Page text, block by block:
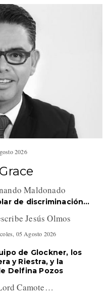
2026
Maldonado
de discriminación…
Jesús Olmos
05 Agosto 2026
de Glockner, los
y Riestra, y la
Delfina Pozos
Camote…